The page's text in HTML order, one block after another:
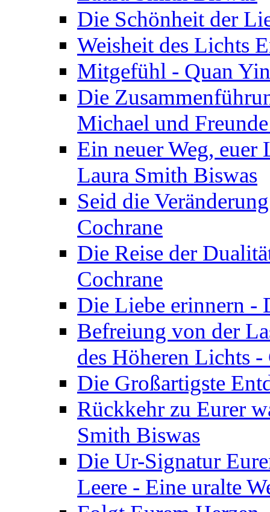
Die Schönheit der
Weisheit des Lichts
Mitgefühl - Quan
Die
Michael und
Ein neuer Weg, euer
Laura Smith Biswas
Seid die
Cochrane
Die Reise der
Cochrane
Die Liebe erinnern -
Befreiung von der
des Höheren Lichts
Die Großartigste
Rückkehr zu Eurer
Smith Biswas
Die Ur-Signatur
Leere - Eine uralte